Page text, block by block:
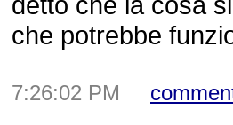
che potrebbe
7:26:02 PM